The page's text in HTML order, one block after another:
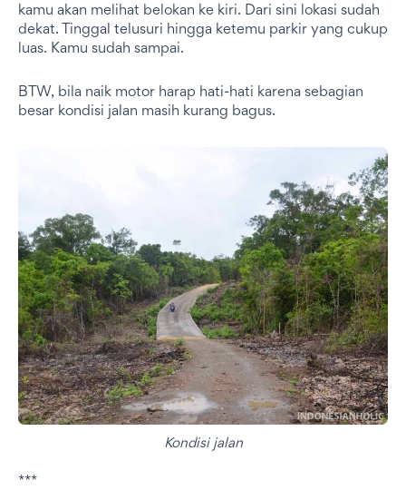
kamu akan melihat belokan ke kiri. Dari sini lokasi sudah
dekat. Tinggal telusuri hingga ketemu parkir yang cukup
luas. Kamu sudah sampai.
BTW, bila naik motor harap hati-hati karena sebagian
besar kondisi jalan masih kurang bagus.
Kondisi jalan
***